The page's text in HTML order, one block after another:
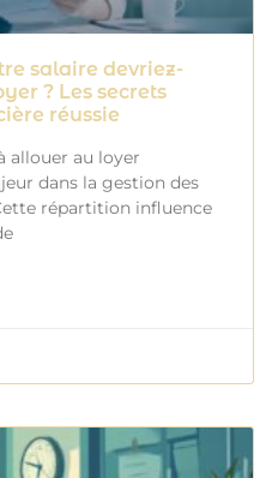
salaire devriez-
? Les secrets
réussie
allouer au loyer
dans la gestion des
répartition influence